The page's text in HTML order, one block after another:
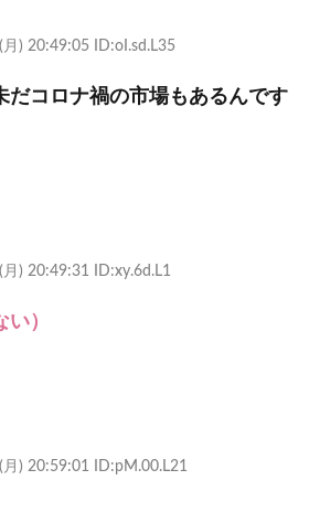
) 20:49:05 ID:oI.sd.L35
だコロナ禍の市場もあるんです
) 20:49:31 ID:xy.6d.L1
）
) 20:59:01 ID:pM.00.L21